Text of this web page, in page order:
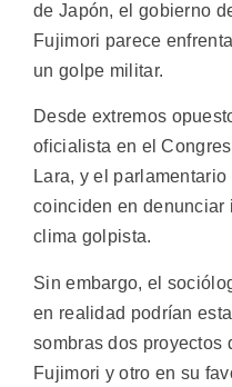
de Japón, el gobierno
Fujimori parece
un golpe militar.
Desde extremos
oficialista en el
Lara, y el
coinciden en denunciar
clima golpista.
Sin embargo, el
en realidad podrían
sombras dos proyectos
Fujimori y otro en su